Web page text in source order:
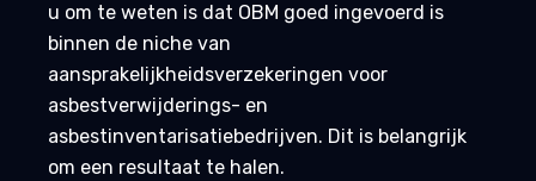
u om te weten is dat OBM goed ingevoerd is
binnen de niche van
aansprakelijkheidsverzekeringen voor
asbestverwijderings- en
asbestinventarisatiebedrijven. Dit is belangrijk
om een resultaat te halen.